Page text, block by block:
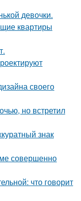
девочки.
квартиры
своего
но встретил
знак
совершенно
что говорит